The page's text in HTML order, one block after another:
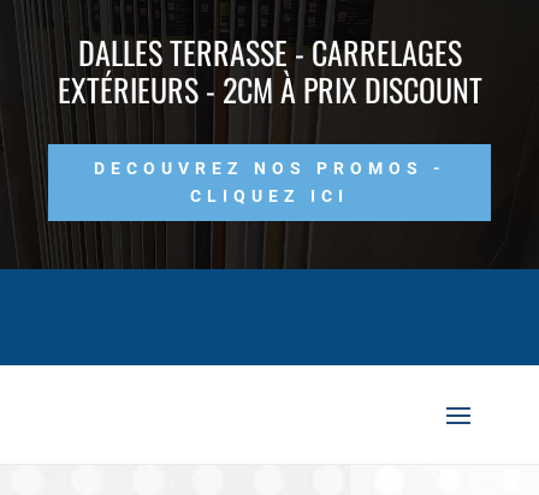
DALLES TERRASSE - CARRELAGES
EXTÉRIEURS - 2CM À PRIX DISCOUNT
DECOUVREZ NOS PROMOS -
CLIQUEZ ICI